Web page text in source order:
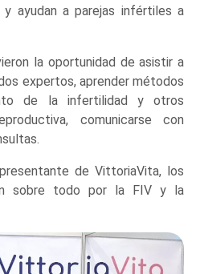
ayudan a parejas infértiles a
la oportunidad de asistir a
expertos, aprender métodos
de la infertilidad y otros
comunicarse con
de VittoriaVita, los
sobre todo por la FIV y la